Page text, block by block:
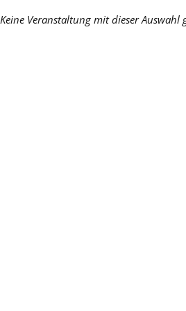
Keine Veranstaltung mit dieser Auswahl